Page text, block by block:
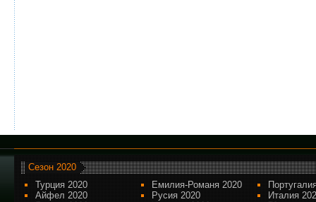
Сезон 2020
Турция 2020
Емилия-Романя 2020
Айфел 2020
Русия 2020
Италия